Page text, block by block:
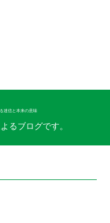
るブログです。